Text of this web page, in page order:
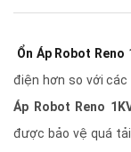
Ổn Áp Robot Reno
điện hơn so với
Áp Robot Reno
được bảo vệ quá